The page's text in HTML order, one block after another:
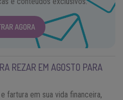
AGORA
REZAR EM AGOSTO PARA
fartura em sua vida financeira,